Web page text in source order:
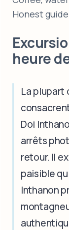
Honest
heure
La plupart
Doi
arrêts
retour. Il
paisible
Inthanon